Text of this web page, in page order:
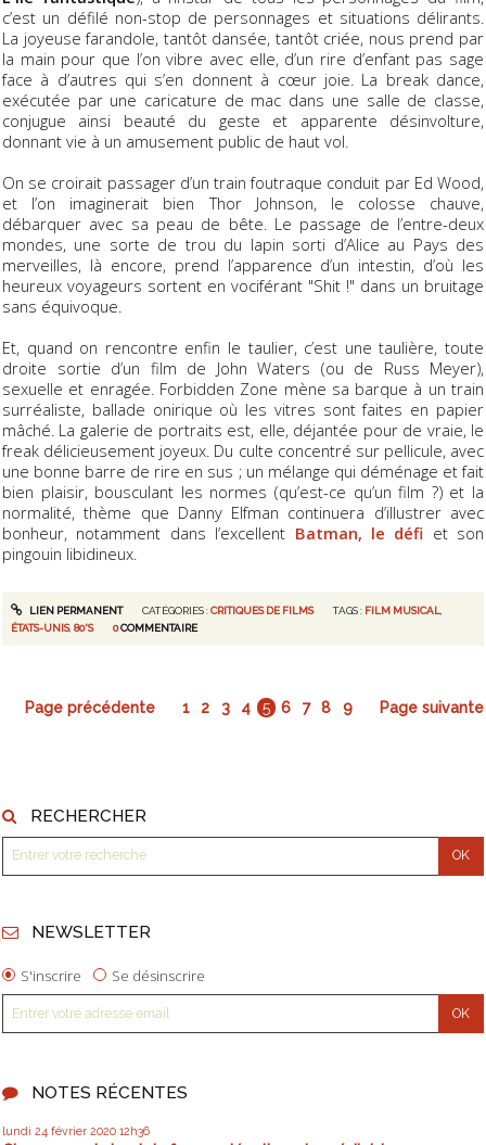
c’est un défilé non-stop de personnages et situations délirants.
La joyeuse farandole, tantôt dansée, tantôt criée, nous prend par
la main pour que l’on vibre avec elle, d’un rire d’enfant pas sage
face à d’autres qui s’en donnent à cœur joie. La break dance,
exécutée par une caricature de mac dans une salle de classe,
conjugue ainsi beauté du geste et apparente désinvolture,
donnant vie à un amusement public de haut vol.
On se croirait passager d’un train foutraque conduit par Ed Wood,
et l’on imaginerait bien Thor Johnson, le colosse chauve,
débarquer avec sa peau de bête. Le passage de l’entre-deux
mondes, une sorte de trou du lapin sorti d’Alice au Pays des
merveilles, là encore, prend l’apparence d’un intestin, d’où les
heureux voyageurs sortent en vociférant "Shit !" dans un bruitage
sans équivoque.
Et, quand on rencontre enfin le taulier, c’est une taulière, toute
droite sortie d’un film de John Waters (ou de Russ Meyer),
sexuelle et enragée. Forbidden Zone mène sa barque à un train
surréaliste, ballade onirique où les vitres sont faites en papier
mâché. La galerie de portraits est, elle, déjantée pour de vraie, le
freak délicieusement joyeux. Du culte concentré sur pellicule, avec
une bonne barre de rire en sus ; un mélange qui déménage et fait
bien plaisir, bousculant les normes (qu’est-ce qu’un film ?) et la
normalité, thème que Danny Elfman continuera d’illustrer avec
bonheur, notamment dans l’excellent Batman, le défi et son
pingouin libidineux.
LIEN PERMANENT CATÉGORIES :CRITIQUES DE FILMS TAGS : FILM MUSICAL
ÉTATS-UNIS,80'S 0COMMENTAIRE
Page précédente 1 2 3 4 5 6 7 8 9 Page suivante
RECHERCHER
NEWSLETTER
S'inscrire Se désinscrire
NOTES RÉCENTES
lundi 24 février 2020 12h36